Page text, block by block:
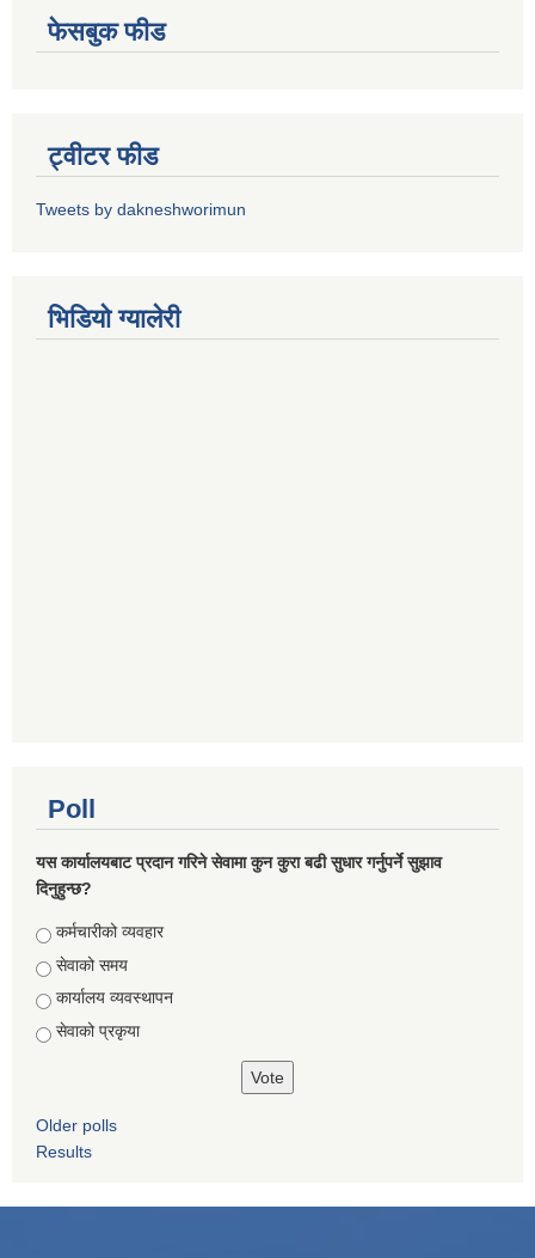
फेसबुक फीड
ट्वीटर फीड
Tweets by dakneshworimun
भिडियाे ग्यालेरी
Poll
यस कार्यालयबाट प्रदान गरिने सेवामा कुन कुरा बढी सुधार गर्नुपर्ने सुझाव
दिनुहुन्छ?
Choices
कर्मचारीको व्यवहार
सेवाको समय
कार्यालय व्यवस्थापन
सेवाको प्रकृया
Older polls
Results